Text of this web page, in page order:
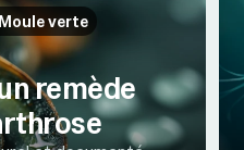
Moule verte
remède